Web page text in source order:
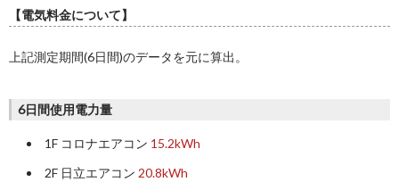
【電気料金について】
上記測定期間(6日間)のデータを元に算出。
6日間使用電力量
1F コロナエアコン 15.2kWh
2F 日立エアコン 20.8kWh